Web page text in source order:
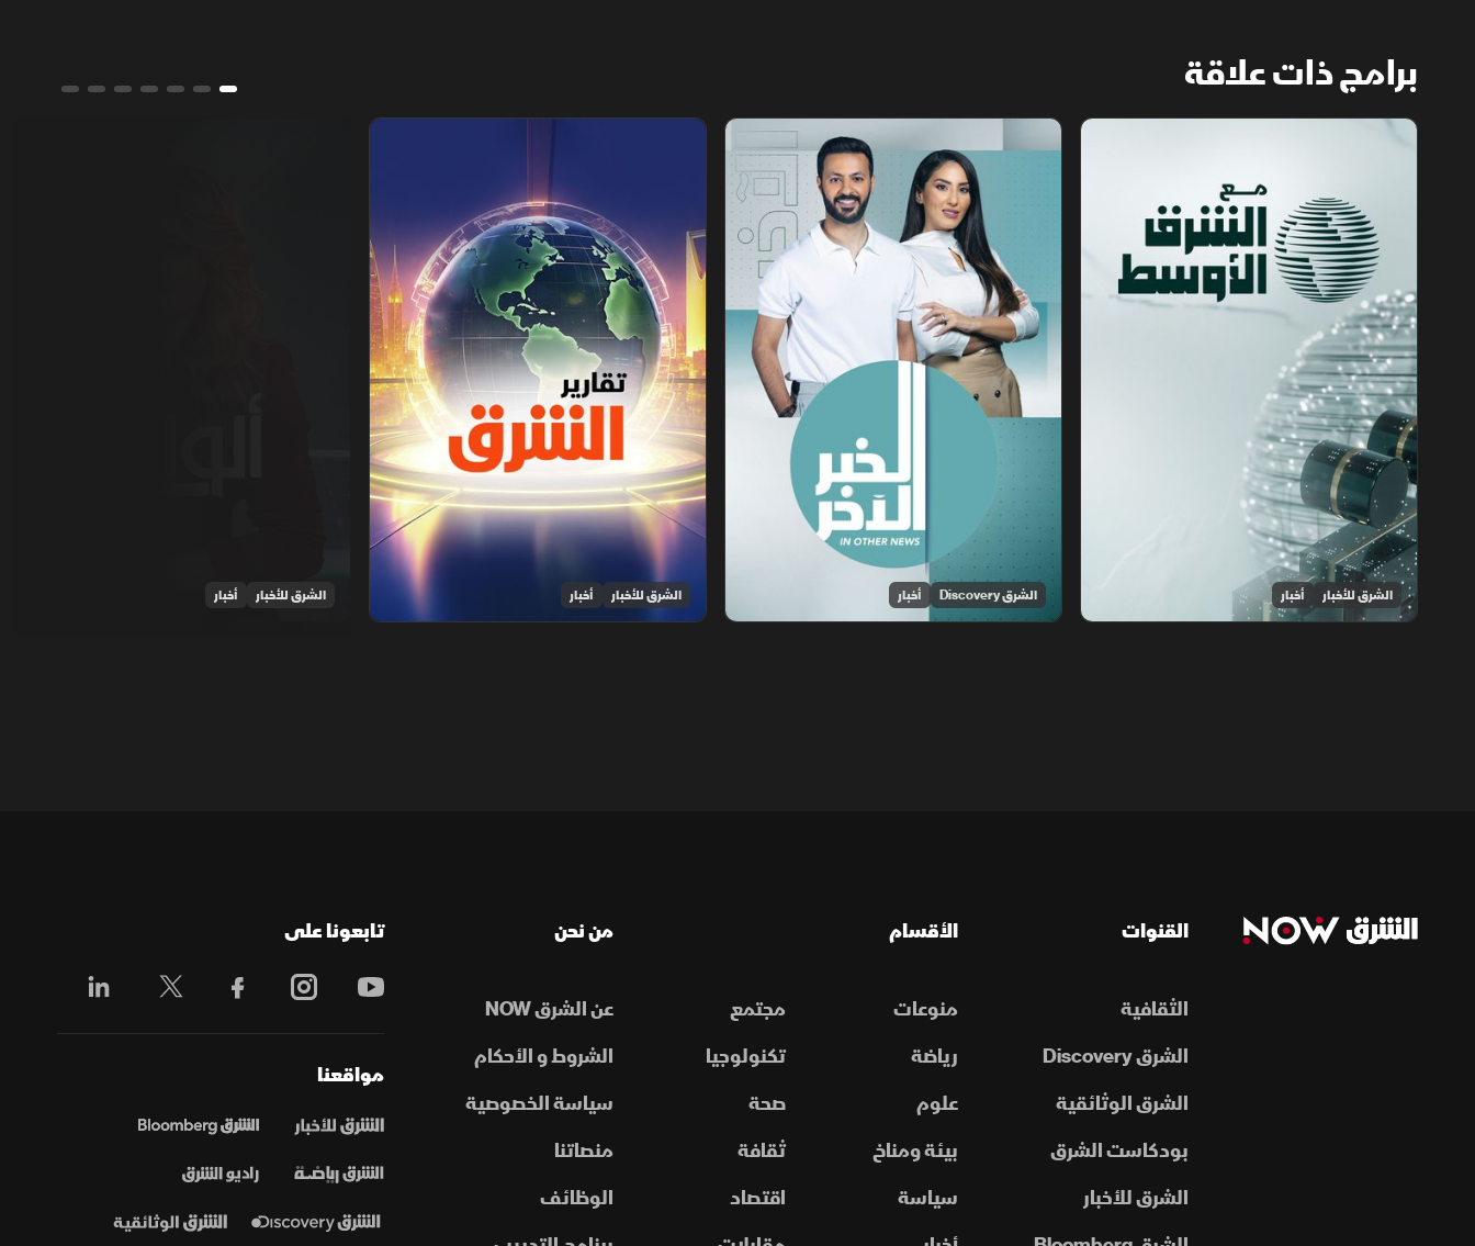
برامج ذات علاقة
مع الشرق الأوسط
الشرق للأخبار أخبار
الخبر الآخر
الشرق Discovery أخبار
تقارير الشرق
الشرق للأخبار أخبار الشرق للأخبار أخبار
القنوات
الثقافية
الشرق Discovery
الشرق الوثائقية
بودكاست الشرق
الشرق للأخبار
الأقسام
منوعات
مجتمع
رياضة
تكنولوجيا
علوم
صحة
بيئة ومناخ
ثقافة
سياسة
اقتصاد
من نحن
عن الشرق NOW
الشروط و الأحكام
سياسة الخصوصية
منصاتنا
الوظائف
تابعونا على
مواقعنا